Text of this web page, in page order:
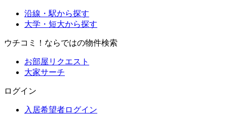
沿線・駅から探す
大学・短大から探す
ウチコミ！ならではの物件検索
お部屋リクエスト
大家サーチ
ログイン
入居希望者ログイン